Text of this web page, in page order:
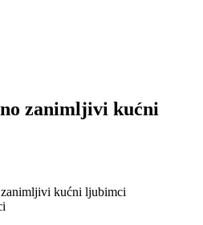
zanimljivi kućni